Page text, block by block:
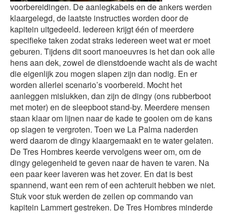
voorbereidingen. De aanlegkabels en de ankers werden
klaargelegd, de laatste instructies worden door de
kapitein uitgedeeld. Iedereen krijgt één of meerdere
specifieke taken zodat straks iedereen weet wat er moet
geburen. Tijdens dit soort manoeuvres is het dan ook alle
hens aan dek, zowel de dienstdoende wacht als de wacht
die eigenlijk zou mogen slapen zijn dan nodig. En er
worden allerlei scenario’s voorbereid. Mocht het
aanleggen mislukken, dan zijn de dingy (ons rubberboot
met moter) en de sleepboot stand-by. Meerdere mensen
staan klaar om lijnen naar de kade te gooien om de kans
op slagen te vergroten. Toen we La Palma naderden
werd daarom de dingy klaargemaakt en te water gelaten.
De Tres Hombres keerde vervolgens weer om, om de
dingy gelegenheid te geven naar de haven te varen. Na
een paar keer laveren was het zover. En dat is best
spannend, want een rem of een achteruit hebben we niet.
Stuk voor stuk werden de zeilen op commando van
kapitein Lammert gestreken. De Tres Hombres minderde